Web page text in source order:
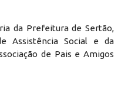
da Prefeitura de Sertão,
Assistência Social e da
de Pais e Amigos